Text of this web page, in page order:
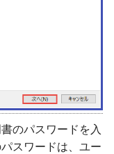
のパスワードを入
スワードは、ユー